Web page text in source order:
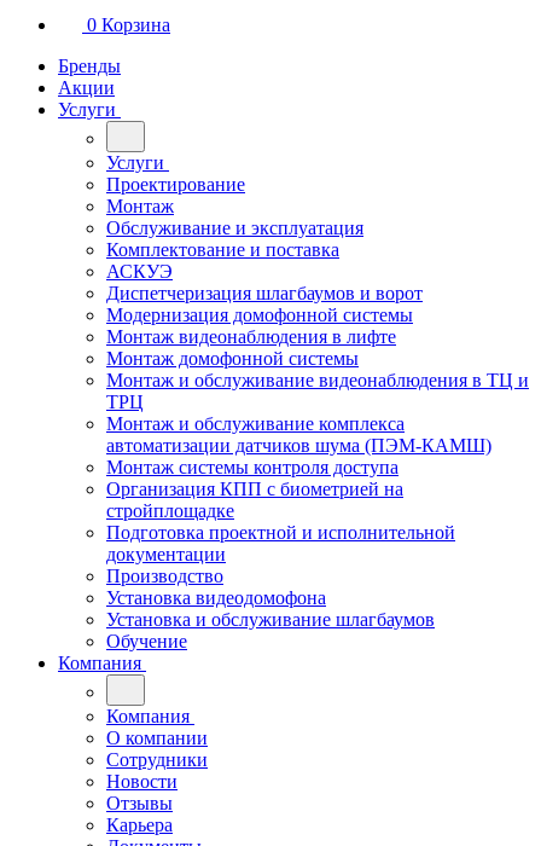
0 Корзина
Бренды
Акции
Услуги
Услуги
Проектирование
Монтаж
Обслуживание и эксплуатация
Комплектование и поставка
АСКУЭ
Диспетчеризация шлагбаумов и ворот
Модернизация домофонной системы
Монтаж видеонаблюдения в лифте
Монтаж домофонной системы
Монтаж и обслуживание видеонаблюдения в ТЦ и
ТРЦ
Монтаж и обслуживание комплекса
автоматизации датчиков шума (ПЭМ-КАМШ)
Монтаж системы контроля доступа
Организация КПП с биометрией на
стройплощадке
Подготовка проектной и исполнительной
документации
Производство
Установка видеодомофона
Установка и обслуживание шлагбаумов
Обучение
Компания
Компания
О компании
Сотрудники
Новости
Отзывы
Карьера